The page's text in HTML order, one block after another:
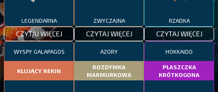
LEGENDARNA
CZYTAJ WIĘCEJ
ZWYCZAJNA
CZYTAJ WIĘCEJ
RZADKA
CZYTAJ WIĘCEJ
WYSPY GALAPAGOS
KŁUJĄCY REKIN
AZORY
ROZDYMKA
MARMURKOWA
HOKKAIDO
PŁASZCZKA
KRÓTKOGONA